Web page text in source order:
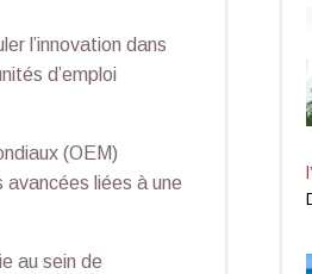
l’innovation dans
d’emploi
(OEM)
liées à une
au sein de